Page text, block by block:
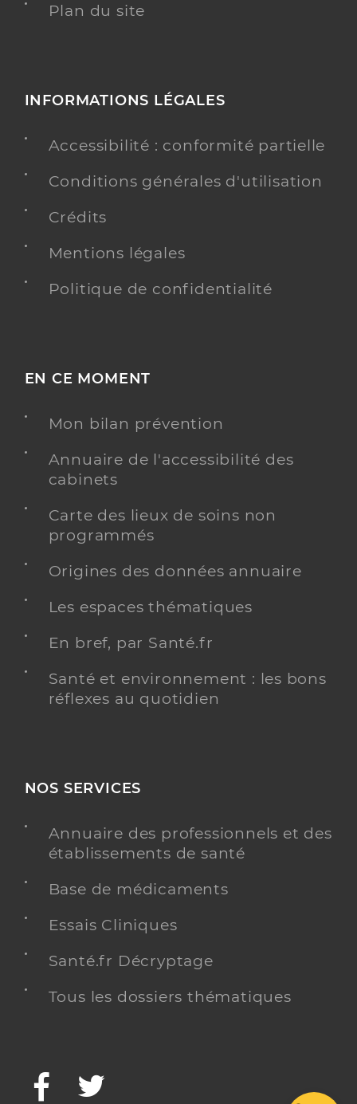
Plan du site
INFORMATIONS LÉGALES
Accessibilité : conformité partielle
Conditions générales d'utilisation
Crédits
Mentions légales
Politique de confidentialité
EN CE MOMENT
Mon bilan prévention
Annuaire de l'accessibilité des
cabinets
Carte des lieux de soins non
programmés
Origines des données annuaire
Les espaces thématiques
En bref, par Santé.fr
Santé et environnement : les bons
réflexes au quotidien
NOS SERVICES
Annuaire des professionnels et des
établissements de santé
Base de médicaments
Essais Cliniques
Santé.fr Décryptage
Tous les dossiers thématiques
Facebook